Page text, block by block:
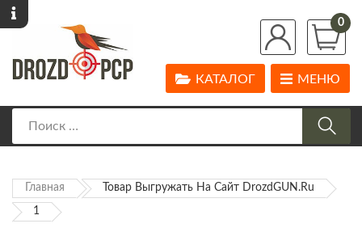
0
МЕНЮ
КАТАЛОГ
Главная Товар Выгружать На Сайт DrozdGUN.ru
1